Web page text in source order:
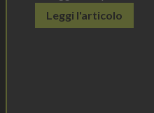
Leggi l'articolo